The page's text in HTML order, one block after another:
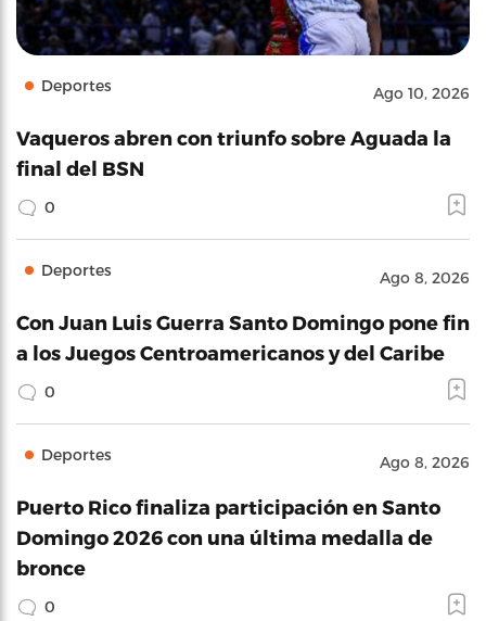
Deportes Ago 10, 2026
Vaqueros abren con triunfo sobre Aguada la
final del BSN
0
Deportes Ago 8, 2026
Con Juan Luis Guerra Santo Domingo pone fin
a los Juegos Centroamericanos y del Caribe
0
Deportes Ago 8, 2026
Puerto Rico finaliza participación en Santo
Domingo 2026 con una última medalla de
bronce
0